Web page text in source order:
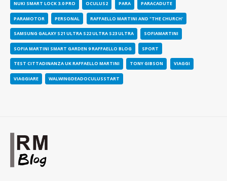
NUKI SMART LOCK 3.0 PRO OCULUS2 PARA PARACADUTE
PARAMOTOR PERSONAL RAFFAELLO MARTINI AND "THE CHURCH'
SAMSUNG GALAXY S21 ULTRA S22 ULTRA S23 ULTRA SOFIAMARTINI
SOFIA MARTINI SMART GARDEN 9 RAFFAELLO BLOG SPORT
TEST CITTADINANZA UK RAFFAELLO MARTINI TONY GIBSON VIAGGI
VIAGGIARE WALWINGDEADOCULUSSTART